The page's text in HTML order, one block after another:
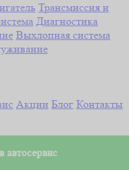
Трансмиссия и
Диагностика
Выхлопная система
Акции Блог Контакты
онлайн
автосервис